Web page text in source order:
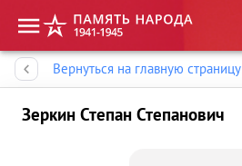
Вернуться на главную страницу
Зеркин Степан Степанович
Память народа